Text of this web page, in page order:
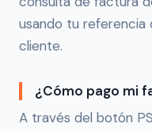
usando tu
cliente.
¿Cómo pago mi
A través del botón